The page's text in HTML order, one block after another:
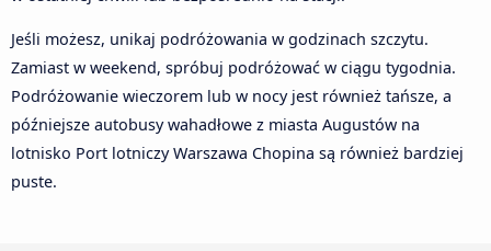
Jeśli możesz, unikaj podróżowania w godzinach szczytu.
Zamiast w weekend, spróbuj podróżować w ciągu tygodnia.
Podróżowanie wieczorem lub w nocy jest również tańsze, a
późniejsze autobusy wahadłowe z miasta Augustów na
lotnisko Port lotniczy Warszawa Chopina są również bardziej
puste.